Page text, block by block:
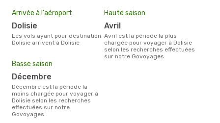
Arrivée à l'aéroport
Dolisie
Les vols ayant pour destination
Dolisie arrivent à Dolisie
Haute saison
avril
avril est la période la plus
chargée pour voyager à Dolisie
selon les recherches effectuées
sur notre Govoyages.
Basse saison
décembre
décembre est la période la
moins chargée pour voyager à
Dolisie selon les recherches
effectuées sur notre
Govoyages.